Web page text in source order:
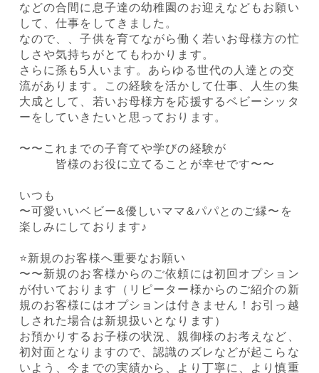
などの合間に息子達の幼稚園のお迎えなどもお願い
して、仕事をしてきました。
なので、、子供を育てながら働く若いお母様方の忙
しさや気持ちがとてもわかります。
さらに孫も5人います。あらゆる世代の人達との交
流があります。この経験を活かして仕事、人生の集
大成として、若いお母様方を応援するベビーシッタ
ーをしていきたいと思っております。
〜〜これまでの子育てや学びの経験が
皆様のお役に立てることが幸せです〜〜
いつも
〜可愛いいベビー&優しいママ&パパとのご縁〜を
楽しみにしております♪
⭐️新規のお客様へ重要なお願い
〜〜新規のお客様からのご依頼には初回オプション
が付いております（リピーター様からのご紹介の新
規のお客様にはオプションは付きません！お引っ越
しされた場合は新規扱いとなります）
お預かりするお子様の状況、親御様のお考えなど、
初対面となりますので、認識のズレなどが起こらな
いよう、今までの実績から、より丁寧に、より慎重